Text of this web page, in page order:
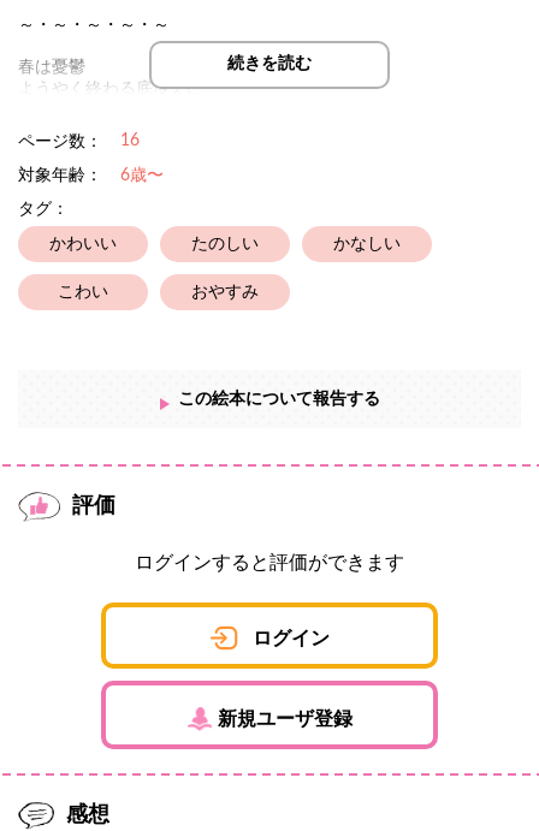
～・～・～・～・～
春は憂鬱
ようやく終わる底冷えに
～・～・～・～・～
続きを読む
ページ数： 16
対象年齢：
6歳〜
タグ：
かわいい たのしい かなしい
こわい おやすみ
この絵本について報告する
評価
ログインすると評価ができます
ログイン
新規ユーザ登録
感想